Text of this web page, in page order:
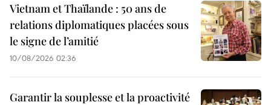
Vietnam et Thaïlande : 50 ans de
relations diplomatiques placées sous
le signe de l’amitié
10/08/2026 02:36
Garantir la souplesse et la proactivité